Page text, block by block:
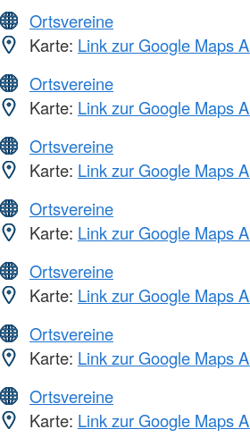
Ortsvereine
Karte: Link zur Google Maps
Ortsvereine
Karte: Link zur Google Maps
Ortsvereine
Karte: Link zur Google Maps
Ortsvereine
Karte: Link zur Google Maps
Ortsvereine
Karte: Link zur Google Maps
Ortsvereine
Karte: Link zur Google Maps
Ortsvereine
Karte: Link zur Google Maps